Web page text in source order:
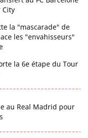
City
la "mascarade" de
les "envahisseurs"
la 6e étape du Tour
au Real Madrid pour